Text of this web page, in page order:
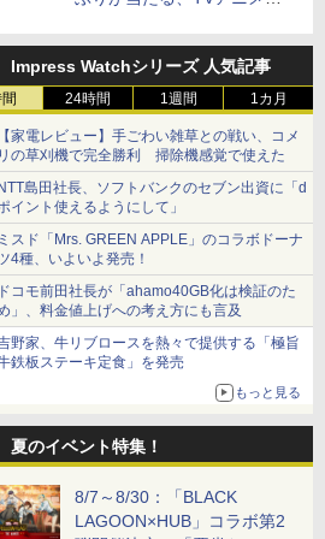
Impress Watchシリーズ 人気記事
24時間 1週間 1カ月
家電レビュー】手ごわい雑草との戦い、コメ
の草刈機で完全勝利 掃除機感覚で使えた
島田社長、ソフトバンクのセブン出資に「d
イント使えるようにして」
スド「Mrs. GREEN APPLE」のコラボドーナ
4種、いよいよ発売！
コモ前田社長が「ahamo40GB化は検証のた
」、料金値上げへの考え方にも言及
野家、牛リブロースを熱々で提供する「極旨
鉄板ステーキ定食」を発売
もっと見る
夏のイベント特集！
8/7～8/30：「BLACK
LAGOON×HUB」コラボ第2